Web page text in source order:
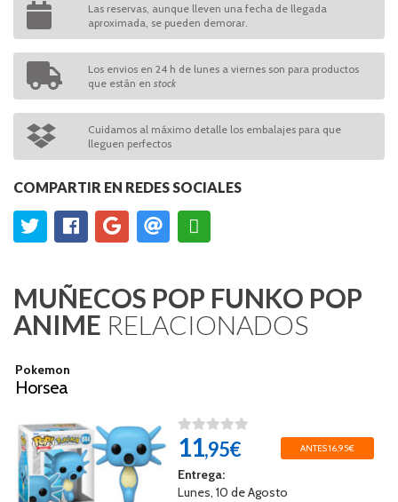
Las reservas, aunque lleven una fecha de llegada
aproximada, se pueden demorar.
Los envios en 24 h de lunes a viernes son para productos
que están en stock
Cuidamos al máximo detalle los embalajes para que
lleguen perfectos
COMPARTIR EN REDES SOCIALES
MUÑECOS POP FUNKO POP
ANIME RELACIONADOS
Pokemon
Horsea
11,95€ ANTES 16,95€
Entrega:
Lunes, 10 de Agosto